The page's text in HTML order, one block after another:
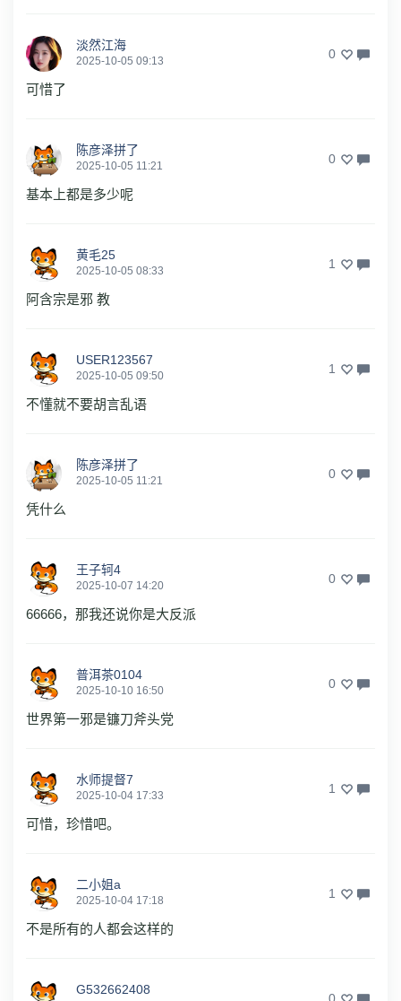
淡然江海
2025-10-05 09:13 0
可惜了
陈彦泽拼了
2025-10-05 11:21 0
基本上都是多少呢
黄毛25
2025-10-05 08:33 1
阿含宗是邪 教
USER123567
2025-10-05 09:50 1
不懂就不要胡言乱语
陈彦泽拼了
2025-10-05 11:21 0
凭什么
王子轲4
2025-10-07 14:20 0
66666，那我还说你是大反派
普洱茶0104
2025-10-10 16:50 0
世界第一邪是镰刀斧头党
水师提督7
2025-10-04 17:33 1
可惜，珍惜吧。
二小姐a
2025-10-04 17:18 1
不是所有的人都会这样的
G532662408
0